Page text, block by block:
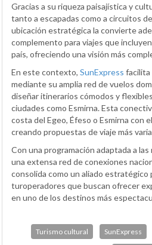
Gracias a su riqueza paisajística y
tanto a escapadas como a circuitos
ubicación estratégica la convierte
complemento para viajes que
país, ofreciendo una visión más
En este contexto, SunExpress facilita
mediante su amplia red de vuelos
diseñar itinerarios cómodos y
ciudades como Esmirna. Esta
costa del Egeo, Éfeso o Esmirna con
creando propuestas de viaje más
Con una programación adaptada a
una extensa red de conexiones
consolida como un aliado estratégico
turoperadores que buscan ofrecer
en uno de los destinos más
Turismo cultural SunExpress